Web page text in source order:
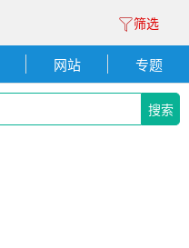
筛选
网站 专题
搜索